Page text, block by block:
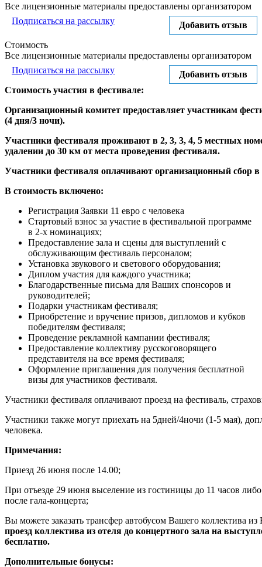
Все лицензионные материалы предоставлены организатором
Добавить отзыв
Подписаться на рассылку
Стоимость
Все лицензионные материалы предоставлены организатором
Добавить отзыв
Подписаться на рассылку
Стоимость участия в фестивале:
Организационный комитет предоставляет участникам
(4 дня/3 ночи).
Участники фестиваля проживают в 2, 3, 3, 4, 5 местных
удалении до 30 км от места проведения фестиваля.
Участники фестиваля оплачивают организационный сбор в
В стоимость включено:
Регистрация Заявки 11 евро с человека
Стартовый взнос за участие в фестивальной программе
в 2-х номинациях;
Предоставление зала и сцены для выступлений с
обслуживающим фестиваль персоналом;
Установка звукового и светового оборудования;
Диплом участия для каждого участника;
Благодарственные письма для Ваших спонсоров и
руководителей;
Подарки участникам фестиваля;
Приобретение и вручение призов, дипломов и кубков
победителям фестиваля;
Проведение рекламной кампании фестиваля;
Предоставление коллективу русскоговорящего
представителя на все время фестиваля;
Оформление приглашения для получения бесплатной
визы для участников фестиваля.
Участники фестиваля оплачивают проезд на фестиваль,
Участники также могут приехать на 5дней/4ночи (1-5 мая),
человека.
Примечания:
Приезд 26 июня после 14.00;
При отъезде 29 июня выселение из гостиницы до 11 часов
после гала-концерта;
Вы можете заказать трансфер автобусом Вашего коллектива
проезд коллектива из отеля до концертного зала на
бесплатно.
Дополнительные бонусы: